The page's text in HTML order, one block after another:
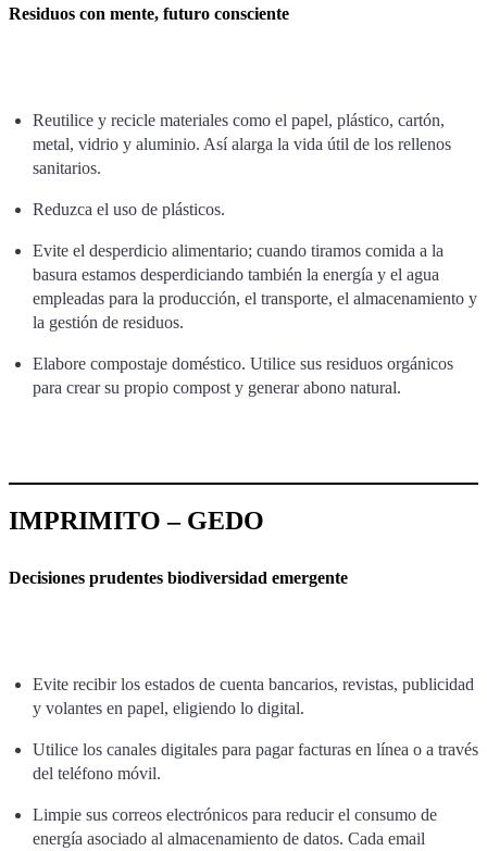
Residuos con mente, futuro consciente
Reutilice y recicle materiales como el papel, plástico, cartón,
metal, vidrio y aluminio. Así alarga la vida útil de los rellenos
sanitarios.
Reduzca el uso de plásticos.
Evite el desperdicio alimentario; cuando tiramos comida a la
basura estamos desperdiciando también la energía y el agua
empleadas para la producción, el transporte, el almacenamiento y
la gestión de residuos.
Elabore compostaje doméstico. Utilice sus residuos orgánicos
para crear su propio compost y generar abono natural.
IMPRIMITO – GEDO
Decisiones prudentes biodiversidad emergente
Evite recibir los estados de cuenta bancarios, revistas, publicidad
y volantes en papel, eligiendo lo digital.
Utilice los canales digitales para pagar facturas en línea o a través
del teléfono móvil.
Limpie sus correos electrónicos para reducir el consumo de
energía asociado al almacenamiento de datos. Cada email